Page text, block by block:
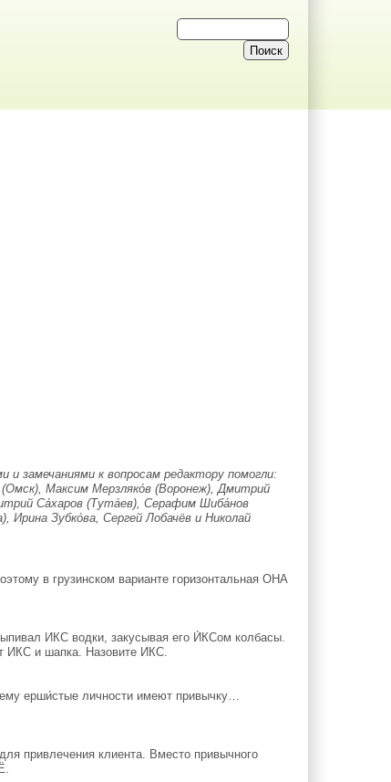
замечаниями к вопросам редактору помогли:
Максим Мерзляко́в (Воронеж), Дмитрий
Са́харов (Тута́ев), Серафим Шиба́нов
Зубко́ва, Сергей Лобачёв и Николай
в грузинском варианте горизонтальная ОНА
ИКС водки, закусывая его И́КСом колбасы.
ИКС и шапка. Назовите ИКС.
ерши́стые личности имеют привычку…
привлечения клиента. Вместо привычного